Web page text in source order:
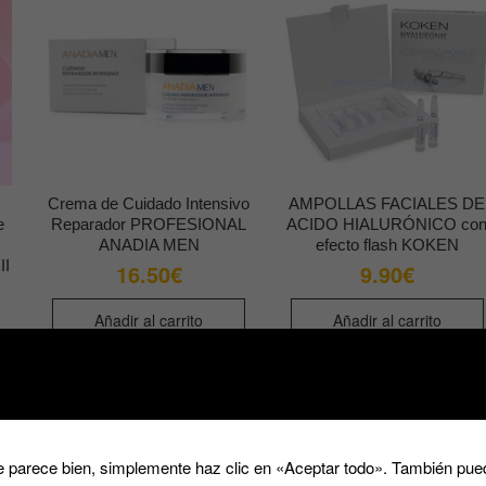
Crema de Cuidado Intensivo
Reparador PROFESIONAL
ANADIA MEN
16.50€
Añadir al carrito
AMPOLLAS FACIALES DE
ACIDO HIALURÓNICO con
efecto flash KOKEN
9.90€
Añadir al carrito
bien, simplemente haz clic en «Aceptar todo». También